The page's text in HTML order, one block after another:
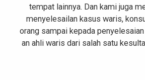
tempat lainnya. Dan kami juga
menyelesailan kasus waris,
orang sampai kepada
an ahli waris dari salah satu